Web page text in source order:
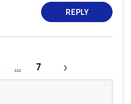
REPLY
… 7